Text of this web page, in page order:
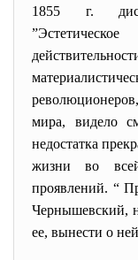
1855 г.
мира, видело
недостатка
жизни во
проявлений. “
Чернышевский,
ее, вынести о